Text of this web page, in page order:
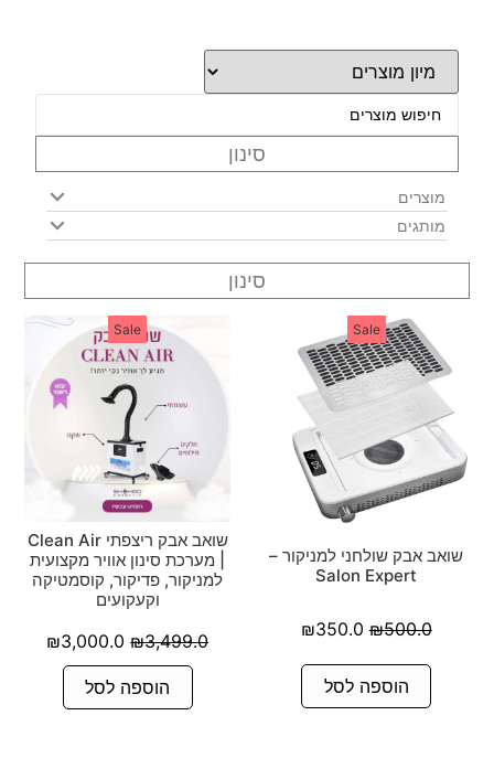
סינון
מוצרים
מותגים
סינון
Sale
שואב אבק שולחני למניקור –
Salon Expert
₪500.0
₪350.0
הוספה לסל
Sale
שואב אבק ריצפתי Clean Air
| מערכת סינון אוויר מקצועית
למניקור, פדיקור, קוסמטיקה
וקעקועים
₪3,499.0
₪3,000.0
הוספה לסל